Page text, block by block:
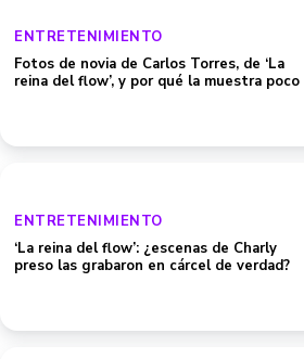
ENTRETENIMIENTO
Fotos de novia de Carlos Torres, de ‘La
reina del flow’, y por qué la muestra poco
ENTRETENIMIENTO
‘La reina del flow’: ¿escenas de Charly
preso las grabaron en cárcel de verdad?